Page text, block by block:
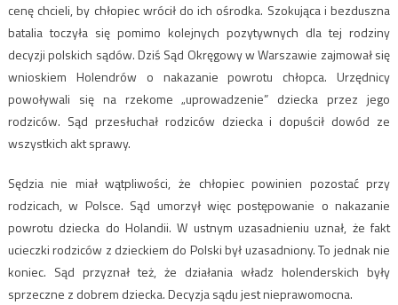
cenę chcieli, by chłopiec wrócił do ich ośrodka. Szokująca i bezduszna
batalia toczyła się pomimo kolejnych pozytywnych dla tej rodziny
decyzji polskich sądów. Dziś Sąd Okręgowy w Warszawie zajmował się
wnioskiem Holendrów o nakazanie powrotu chłopca. Urzędnicy
powoływali się na rzekome „uprowadzenie” dziecka przez jego
rodziców. Sąd przesłuchał rodziców dziecka i dopuścił dowód ze
wszystkich akt sprawy.
Sędzia nie miał wątpliwości, że chłopiec powinien pozostać przy
rodzicach, w Polsce. Sąd umorzył więc postępowanie o nakazanie
powrotu dziecka do Holandii. W ustnym uzasadnieniu uznał, że fakt
ucieczki rodziców z dzieckiem do Polski był uzasadniony. To jednak nie
koniec. Sąd przyznał też, że działania władz holenderskich były
sprzeczne z dobrem dziecka. Decyzja sądu jest nieprawomocna.